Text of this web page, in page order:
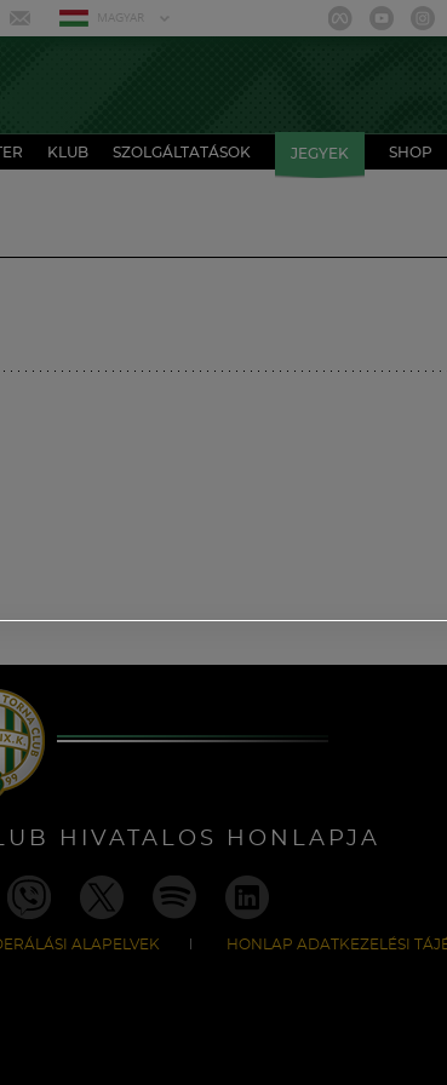
MAGYAR
KLUB SZOLGÁLTATÁSOK JEGYEK SHOP
HIVATALOS HONLAPJA
ALAPELVEK HONLAP ADATKEZELÉSI